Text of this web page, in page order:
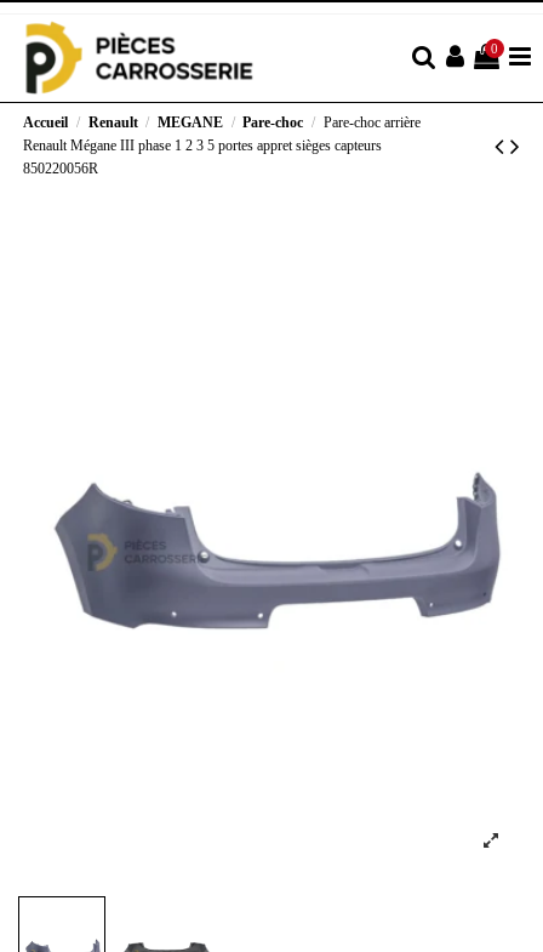
0
Accueil Renault MEGANE Pare-choc
Pare-choc arrière
Renault Mégane III phase 1 2 3 5 portes appret sièges capteurs
850220056R